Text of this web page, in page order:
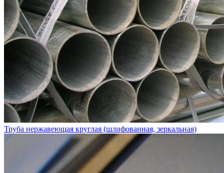
Труба нержавеющая круглая (шлифованная, зеркальная)